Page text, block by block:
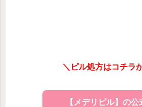
＼ピル処方はコチラ
【メデリピル】の公